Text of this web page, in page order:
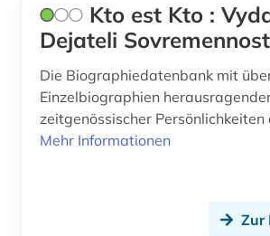
frau (2)
frauenforschung (2)
führungskraft (1)
galloromanistik (3)
Kto est Kto :
Dejateli
Die Biographiedatenbank mit
Einzelbiographien
zeitgenössischer Persönlichkeiten
Mehr Informationen
Zur